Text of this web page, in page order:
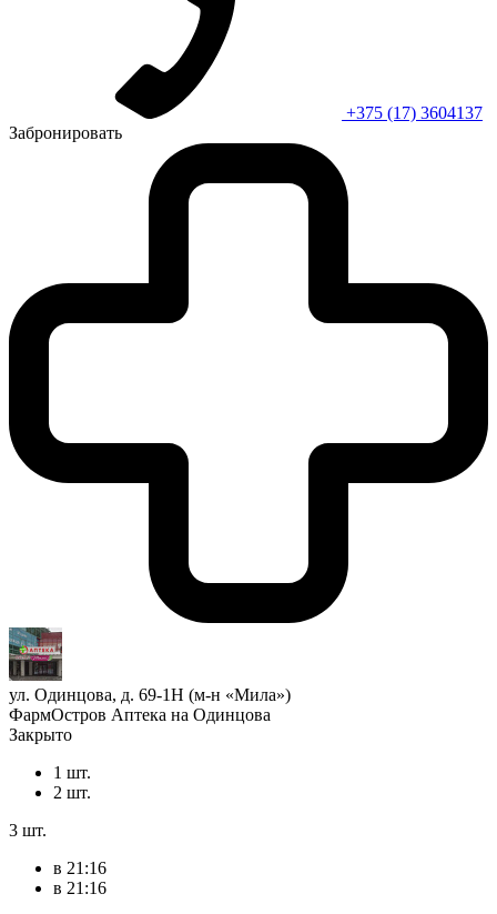
+375 (17) 3604137
Забронировать
ул. Одинцова, д. 69-1Н (м-н «Мила»)
ФармОстров Аптека на Одинцова
Закрыто
1 шт.
2 шт.
3 шт.
в 21:16
в 21:16